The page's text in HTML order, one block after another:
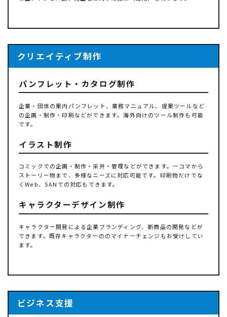
クリエイティブ制作
パンフレット・カタログ制作
企業・団体の案内パンフレット、業務マニュアル、提案ツールなど
の企画・制作・印刷などができます。海外向けのツール制作も可能
です。
イラスト制作
コミックでの企画・制作・采井・管理などができます。一コマから
ストーリー物まで、多様なニーズに対応可能です。印刷物だけでな
くWeb、SANでの対応もできます。
キャラクターデザイン制作
キャラクター開発による企業ブランディング、新商品の開発などが
できます。既存キャラクターののマイナーチェンジもお受けしてい
ます。
ビジネス支援